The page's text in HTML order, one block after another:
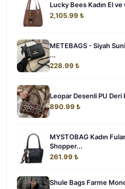
Lucky Bees Kadın El ve
2,105.99 ₺
METEBAGS - Siyah
...
228.99 ₺
Leopar Desenli PU Deri
890.99 ₺
MYSTOBAG Kadın
Shopper...
261.99 ₺
Shule Bags Farme